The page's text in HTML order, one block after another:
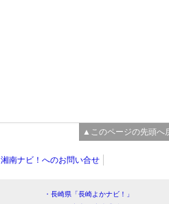
▲このページの先頭へ
湘南ナビ！へのお問い合せ
・長崎県「長崎よかナビ！」